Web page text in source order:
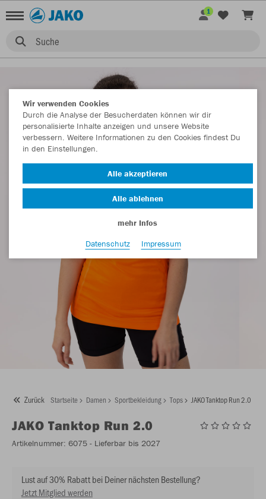
Suche
1
Zurück Startseite Damen Sportbekleidung Tops JAKO Tanktop Run 2.0
JAKO Tanktop Run 2.0
Artikelnummer: 6075 - Lieferbar bis 2027
Lust auf 30% Rabatt bei Deiner nächsten Bestellung?
Jetzt Mitglied werden
Wir verwenden Cookies
Durch die Analyse der Besucherdaten können wir dir
personalisierte Inhalte anzeigen und unsere Website
verbessern. Weitere Informationen zu den Cookies findest Du
in den Einstellungen.
Alle akzeptieren
Alle ablehnen
mehr Infos
Datenschutz
Impressum